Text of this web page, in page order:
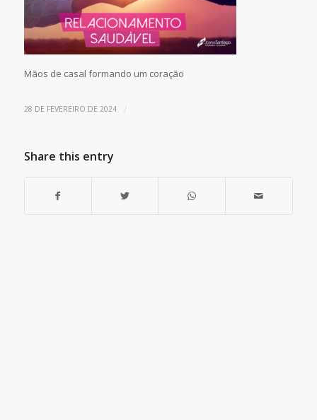
Mãos de casal formando um coração
28 DE FEVEREIRO DE 2024 /
Share this entry